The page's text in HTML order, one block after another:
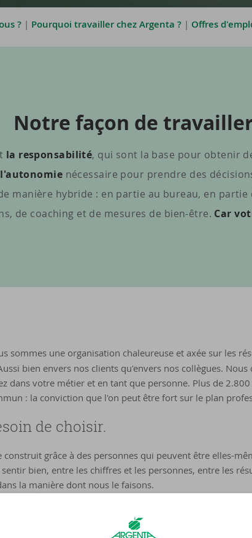
?| Pourquoi travailler chez Argenta ?| Offres
Notre façon de
la responsabilité, qui sont la base pour obtenir
l'autonomie nécessaire pour prendre des
manière hybride : en partie au bureau, en partie
de coaching et de mesures de bien-être. Car
sommes une organisation chaleureuse et axée sur les
bien envers nos clients qu'envers nos collègues.
dans votre métier et en tant que personne. Plus de
: la conviction que l'on peut être fort sur le plan
de choisir.
grâce à des personnes qui peuvent être elles-
bien, entre les chiffres et les personnes, entre les
la manière dont nous le faisons.
ils vivent l'équilibre entre professionnalisme et